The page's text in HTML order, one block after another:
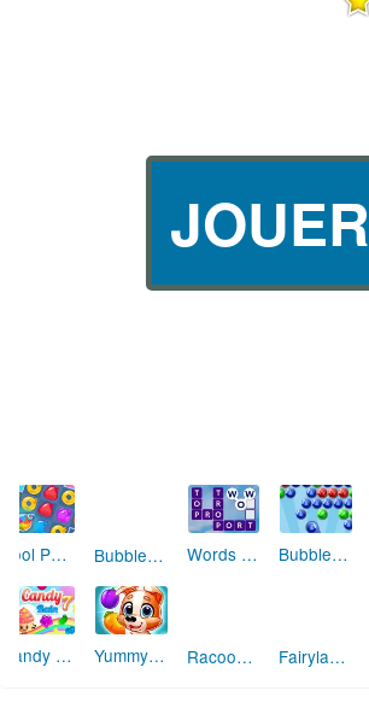
JOUER
Pool Party Words of Wonders Bubbles Shooter 2
Yummy Tales (Match 3)